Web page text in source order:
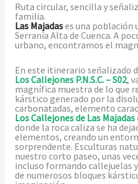
Ruta circular, sencilla y
familia.
Las Majadases una población
Serranía Alta de Cuenca. A
urbano, encontramos el
En este itinerario señalizado
Los Callejones P.N.S.C. – S02,
magnífica muestra de lo que
kárstico generado por la
carbonatadas, elemento
Los Callejones de Las Majadas
donde la roca caliza se ha
elementos, creando un
sorprendente. Esculturas
nuestro corto paseo, unas
incluso formando callejuelas
de numerosos bloques